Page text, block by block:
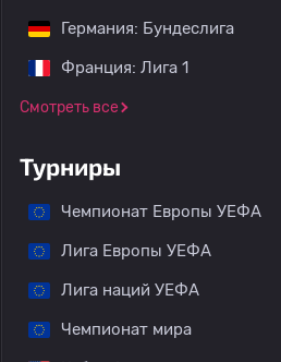
Германия: Бундеслига
Франция: Лига 1
Смотреть все
Турниры
Чемпионат Европы УЕФА
Лига Европы УЕФА
Лига наций УЕФА
Чемпионат мира